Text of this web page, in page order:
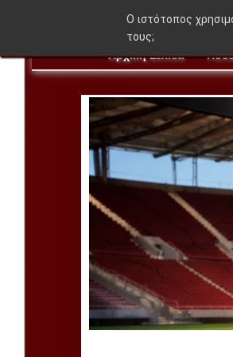
Αρχική Σελίδα
O ιστότοπος
τους;